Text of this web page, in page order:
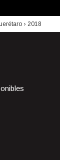
› 2018